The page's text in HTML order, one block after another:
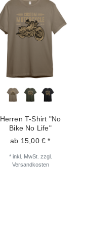
Herren T-Shirt "No
Bike No Life"
ab 15,00 € *
* inkl. MwSt. zzgl.
Versandkosten